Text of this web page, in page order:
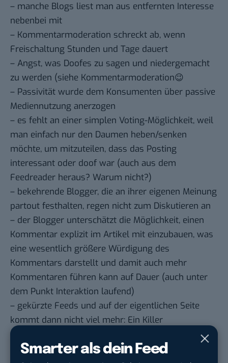
Smarter als dein Feed
– manche Blogs liest man aus entfernten Interesse
nebenbei mit
– Kommentarmoderation schreckt ab, wenn
Freischaltung Stunden und Tage dauert
– Angst, was Doofes zu sagen und niedergemacht
zu werden (siehe Kommentarmoderation😉
– Passivität wurde dem Konsumenten über passive
Mediennutzung anerzogen
– es fehlt an einer simplen Voting-Möglichkeit, weil
man einfach nur den Daumen heben/senken
möchte, um mitzuteilen, dass das Posting
interessant oder doof war (auch aus dem
Feedreader heraus? Warum nicht?)
– bekehrende Blogger, die an ihrer eigenen Meinung
partout festhalten, regen nicht zum Diskutieren an
– der Blogger unterschätzt die Möglichkeit, einen
Kommentar explizit im Artikel mit einzubauen, was
eine wesentlich größere Würdigung des
Kommentars darstellt und damit auch mehr
Kommentaren führen kann auf Dauer (auch unter
dem Punkt Interaktion laufend)
– gekürzte Feeds und auf der eigentlichen Seite
kommt dann nicht viel mehr: Ein Killer
– wenn der nicht bei mir kommentiert, kommentier
ich bei dem auch nicht